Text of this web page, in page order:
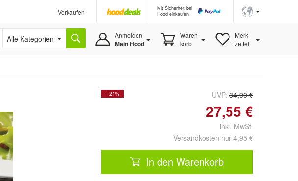
Verkaufen
Mit Sicherheit bei
Hood einkaufen
Alle Kategorien Anmelden
Mein Hood
Waren-
korb
Merk-
zettel
- 21% UVP: 34,90 €
27,55 €
inkl. MwSt.
Versandkosten nur 4,95 €
In den Warenkorb